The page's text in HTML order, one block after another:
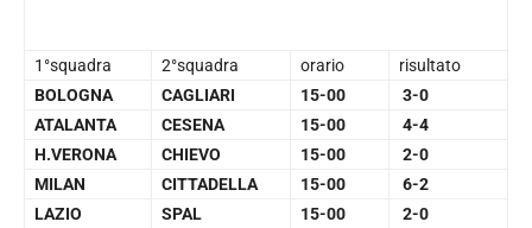
1°squadra 2°squadra orario
risultato
BOLOGNA
CAGLIARI 15-00
3-0
ATALANTA
CESENA 15-00
4-4
H.VERONA
CHIEVO 15-00
2-0
MILAN
CITTADELLA 15-00
6-2
LAZIO
SPAL 15-00
2-0